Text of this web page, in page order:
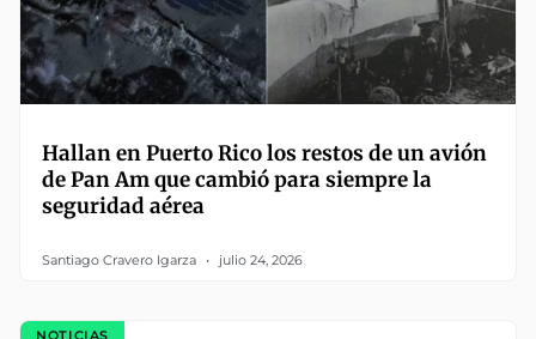
Hallan en Puerto Rico los restos de un avión
de Pan Am que cambió para siempre la
seguridad aérea
Santiago Cravero Igarza julio 24, 2026
NOTICIAS